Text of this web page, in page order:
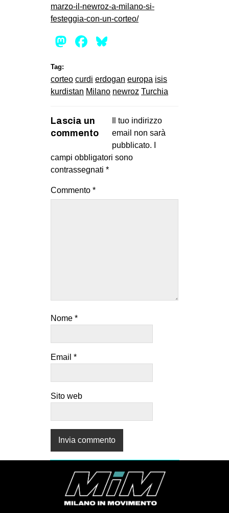
marzo-il-newroz-a-milano-si-
festeggia-con-un-corteo/
Mastodon
Facebook
Tag:
corteo curdi erdogan europa isis
kurdistan Milano newroz Turchia
Lascia un
commento
Il tuo indirizzo
email non sarà
pubblicato.
campi obbligatori sono
contrassegnati *
Commento *
Nome *
Email *
Sito web